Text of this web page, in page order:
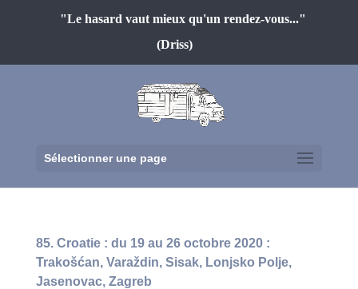
"Le hasard vaut mieux qu'un rendez-vous..."
(Driss)
Sélectionner une page
85. Croatie : du 19 au 26 octobre 2020 :
Trakošćan, Varaždin, Sisak, Lonjsko Polje,
Jasenovac, Zagreb